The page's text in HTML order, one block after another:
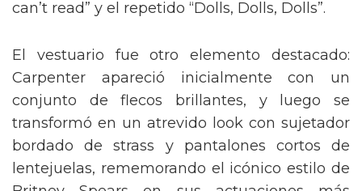
can’t read” y el repetido “Dolls, Dolls, Dolls”.
El vestuario fue otro elemento destacado:
Carpenter apareció inicialmente con un
conjunto de flecos brillantes, y luego se
transformó en un atrevido look con sujetador
bordado de strass y pantalones cortos de
lentejuelas, rememorando el icónico estilo de